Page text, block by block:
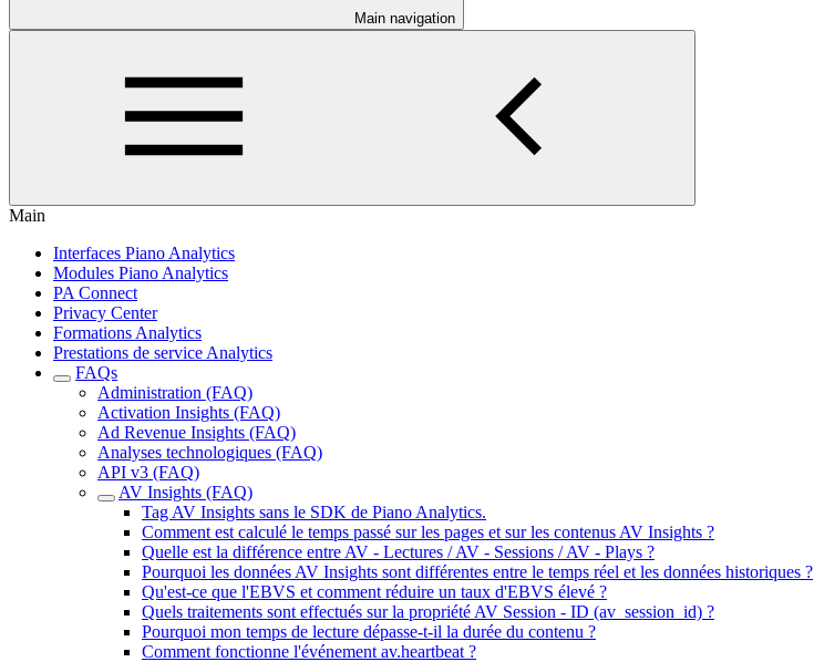
Main navigation
Main
Interfaces Piano Analytics
Modules Piano Analytics
PA Connect
Privacy Center
Formations Analytics
Prestations de service Analytics
FAQs
Administration (FAQ)
Activation Insights (FAQ)
Ad Revenue Insights (FAQ)
Analyses technologiques (FAQ)
API v3 (FAQ)
AV Insights (FAQ)
Tag AV Insights sans le SDK de Piano Analytics.
Comment est calculé le temps passé sur les pages et sur les contenus AV Insights ?
Quelle est la différence entre AV - Lectures / AV - Sessions / AV - Plays ?
Pourquoi les données AV Insights sont différentes entre le temps réel et les données historiques ?
Qu'est-ce que l'EBVS et comment réduire un taux d'EBVS élevé ?
Quels traitements sont effectués sur la propriété AV Session - ID (av_session_id) ?
Pourquoi mon temps de lecture dépasse-t-il la durée du contenu ?
Comment fonctionne l'événement av.heartbeat ?